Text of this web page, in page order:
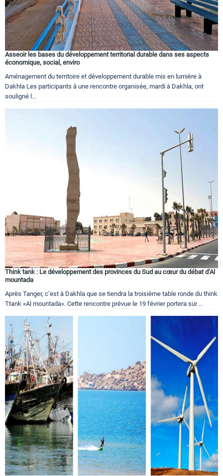
Asseoir les bases du développement territorial durable dans ses aspects
économique, social, enviro
Aménagement du territoire et développement durable mis en lumière à
Dakhla Les participants à une rencontre organisée, mardi à Dakhla, ont
souligné l...
Think tank : Le développement des provinces du Sud au cœur du débat d’Al
mountada
Après Tanger, c’est à Dakhla que se tiendra la troisième table ronde du think
Ttank «Al mountada». Cette rencontre prévue le 19 février portera sur ...